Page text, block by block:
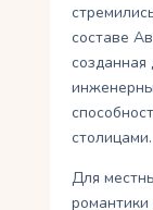
составе
созданная
столицами.
Для